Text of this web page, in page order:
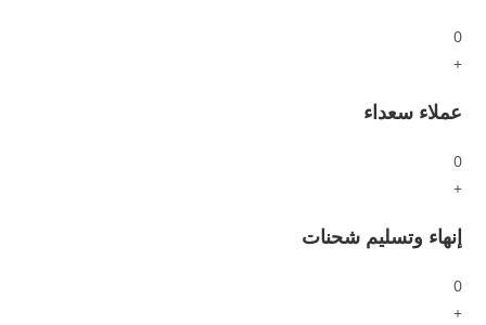
0
+
عملاء سعداء
0
+
إنهاء وتسليم شحنات
0
+